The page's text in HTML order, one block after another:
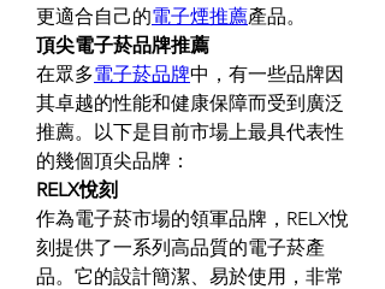
更適合自己的電子煙推薦產品。
頂尖電子菸品牌推薦
在眾多電子菸品牌中，有一些品牌因
其卓越的性能和健康保障而受到廣泛
推薦。以下是目前市場上最具代表性
的幾個頂尖品牌：
RELX悅刻
作為電子菸市場的領軍品牌，RELX悅
刻提供了一系列高品質的電子菸產
品。它的設計簡潔、易於使用，非常